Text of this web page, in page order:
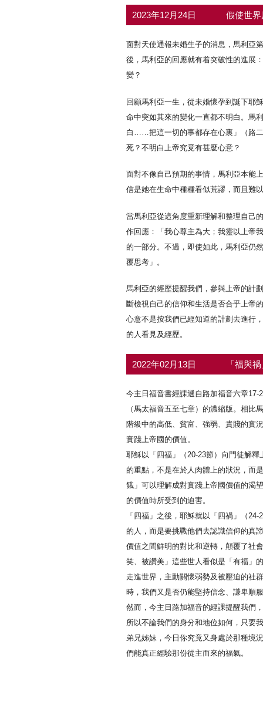
2023年12月24日 假使世
面對天使通報未婚生子的消息，馬利亞
後，馬利亞的回應就有着突破性的進展
變？
回顧馬利亞一生，從未婚懷孕到誕下耶
命中突如其來的變化一直都不明白。馬
白……把這一切的事都存在心裏」（路
死？不明白上帝究竟有甚麼心意？
面對不像自己預期的事情，馬利亞本能
信是她在生命中種種看似荒謬，而且難
當馬利亞從這角度重新理解和整理自己
作回應：「我心尊主為大；我靈以上帝
的一部分。不過，即使如此，馬利亞仍
覆思考」。
馬利亞的經歷提醒我們，參與上帝的計
斷檢視自己的信仰和生活是否合乎上帝
心意不是按我們已經知道的計劃去進行
的人看見及經歷。
2022年02月13日 「福與
今主日福音書經課選自路加福音六章
（馬太福音五至七章）的濃縮版。相
階級中的高低、貧富、強弱、貴賤的實
實踐上帝國的價值。
耶穌以「四福」（20-23節）向門徒解
的重點，不是在於人肉體上的狀況，而
餓」可以理解成對實踐上帝國價值的渴
的價值時所受到的迫害。
「四福」之後，耶穌就以「四禍」（
的人，而是要挑戰他們去認識信仰的真
價值之間鮮明的對比和逆轉，顛覆了社
笑、被讚美」這些世人看似是「有福」
走進世界，主動關懷弱勢及被壓迫的社
時，我們又是否仍能堅持信念、謙卑順
然而，今主日路加福音的經課提醒我們
所以不論我們的身分和地位如何，只要
弟兄姊妹，今日你究竟又身處於那種境
們能真正經驗那份從主而來的福氣。